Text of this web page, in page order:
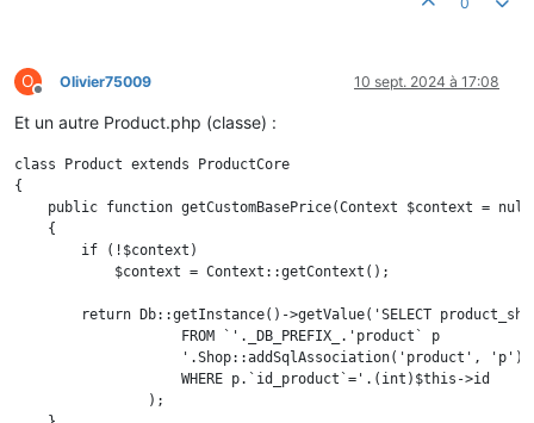
        $ONGLETS = $out[0];
O
Hors-ligne
Olivier75009 10 sept. 2024 à 17:08
Et un autre Product.php (classe) :
class Product extends ProductCore
{
public function getCustomBasePrice(Context $context =
    {
        if (!$context)
            $context = Context::getContext();
return Db::getInstance()->getValue('SELECT
                    FROM `'._DB_PREFIX_.'product` p
'.Shop::addSqlAssociation('product',
                    WHERE p.`id_product`='.(int)$this->id
                );